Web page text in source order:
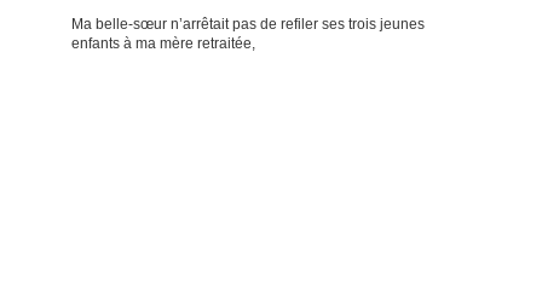
Ma belle-sœur n’arrêtait pas de refiler ses trois jeunes
enfants à ma mère retraitée,